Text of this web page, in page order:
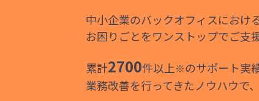
中小企業のバックオフィスにおけ
お困りごとをワンストップでご支援
累計2700件以上※のサポート実
業務改善を行ってきたノウハウで